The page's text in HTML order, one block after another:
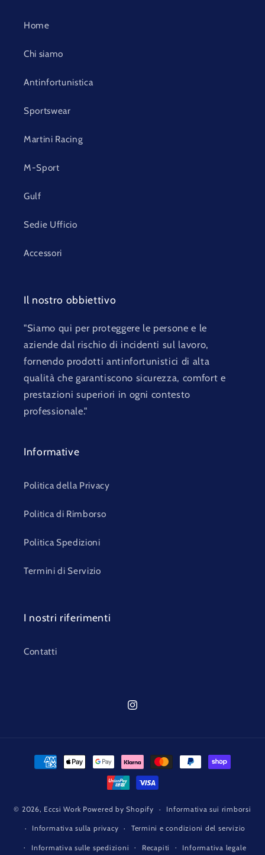
Home
Chi siamo
Antinfortunistica
Sportswear
Martini Racing
M-Sport
Gulf
Sedie Ufficio
Accessori
Il nostro obbiettivo
"Siamo qui per proteggere le persone e le
aziende dal rischio di incidenti sul lavoro,
fornendo prodotti antinfortunistici di alta
qualità che garantiscono sicurezza, comfort e
prestazioni superiori in ogni contesto
professionale."
Informative
Politica della Privacy
Politica di Rimborso
Politica Spedizioni
Termini di Servizio
I nostri riferimenti
Contatti
Instagram
Metodi
© 2026, Eccsi Work Powered by Shopify Informativa sui rimborsi
Informativa sulla privacy Termini e condizioni del servizio
Informativa sulle spedizioni Recapiti Informativa legale